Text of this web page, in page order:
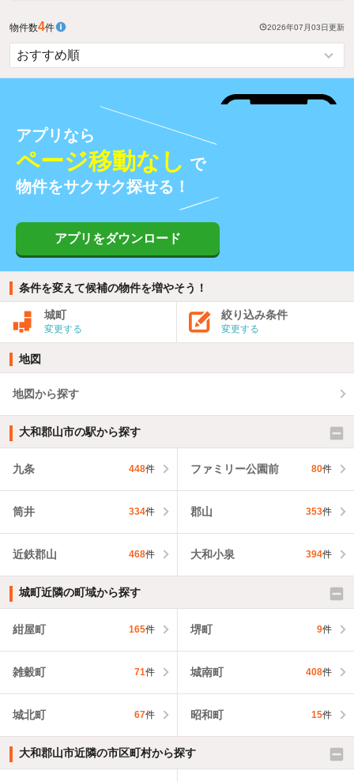
物件数4件 2026年07月03日更新
アプリなら
ページ移動なし で
物件をサクサク探せる！
アプリをダウンロード
条件を変えて候補の物件を増やそう！
城町
変更する
絞り込み条件
変更する
地図
地図から探す
大和郡山市の駅から探す
九条 448件 ファミリー公園前 80件
筒井 334件 郡山 353件
近鉄郡山 468件 大和小泉 394件
城町近隣の町域から探す
紺屋町 165件 堺町 9件
雑穀町 71件 城南町 408件
城北町 67件 昭和町 15件
大和郡山市近隣の市区町村から探す